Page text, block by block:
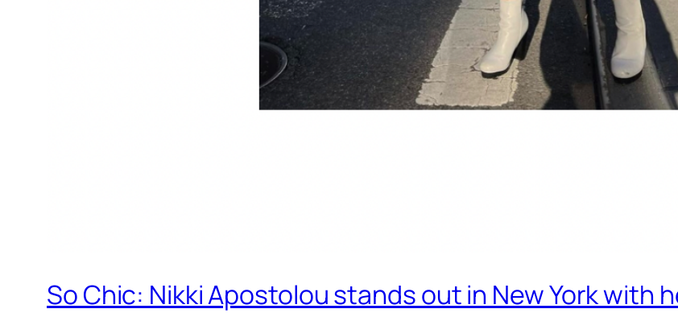
So Chic: Nikki Apostolou stands out in New York with